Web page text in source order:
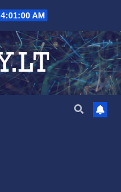
4:01:01 AM